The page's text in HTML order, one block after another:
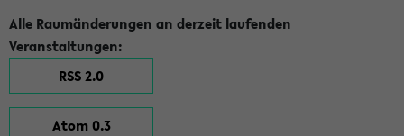
Alle Raumänderungen an derzeit laufenden
Veranstaltungen:
RSS 2.0
Atom 0.3